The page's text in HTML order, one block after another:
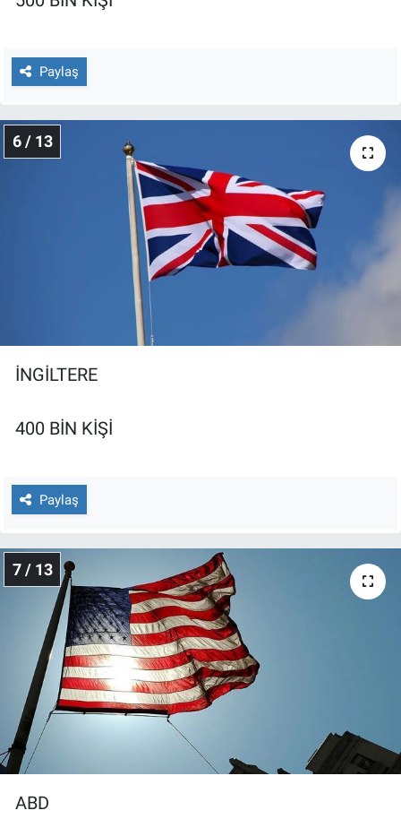
Paylaş
6 / 13
İNGİLTERE
400 BİN KİŞİ
Paylaş
7 / 13
ABD